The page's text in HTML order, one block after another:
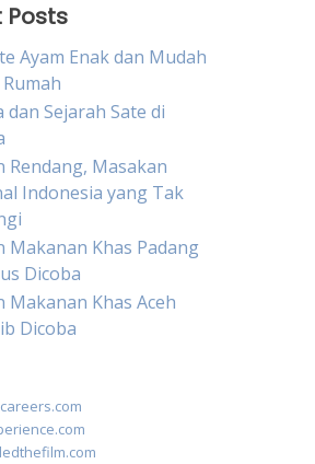
Posts
Ayam Enak dan Mudah
dan Sejarah Sate di
Rendang, Masakan
Indonesia yang Tak
Makanan Khas Padang
Dicoba
Makanan Khas Aceh
Dicoba